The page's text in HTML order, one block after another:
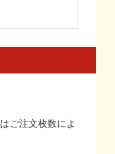
ご注文枚数によ